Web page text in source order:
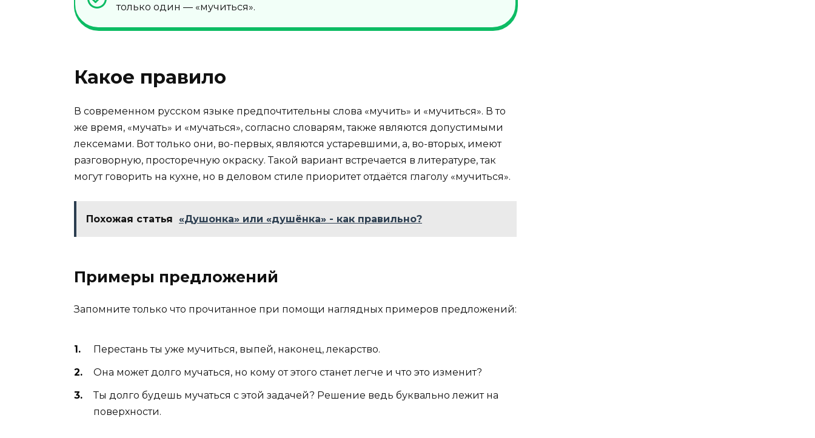
только один — «мучиться».
Какое правило
В современном русском языке предпочтительны слова «мучить» и «мучиться». В то
же время, «мучать» и «мучаться», согласно словарям, также являются допустимыми
лексемами. Вот только они, во-первых, являются устаревшими, а, во-вторых, имеют
разговорную, просторечную окраску. Такой вариант встречается в литературе, так
могут говорить на кухне, но в деловом стиле приоритет отдаётся глаголу «мучиться».
Похожая статья «Душонка» или «душёнка» - как правильно?
Примеры предложений
Запомните только что прочитанное при помощи наглядных примеров предложений:
Перестань ты уже мучиться, выпей, наконец, лекарство.
Она может долго мучаться, но кому от этого станет легче и что это изменит?
Ты долго будешь мучаться с этой задачей? Решение ведь буквально лежит на
поверхности.